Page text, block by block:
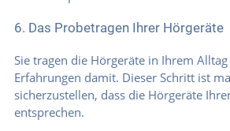
6. Das Probetragen Ihrer Hörgeräte
Sie tragen die Hörgeräte in Ihrem
Erfahrungen damit. Dieser Schritt ist
sicherzustellen, dass die Hörgeräte
entsprechen.